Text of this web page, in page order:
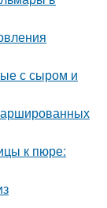
с сыром и
к пюре: